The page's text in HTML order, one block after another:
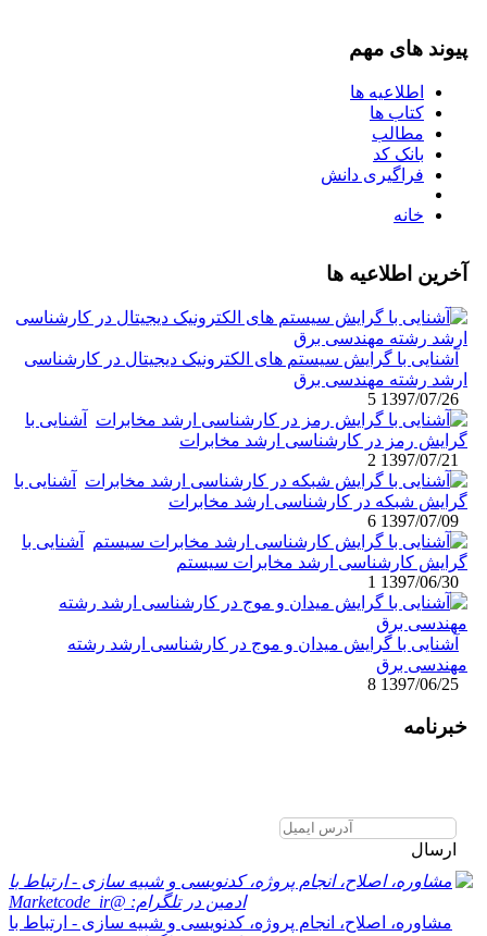
پیوند های مهم
اطلاعیه ها
کتاب ها
مطالب
بانک کد
فراگیری دانش
خانه
آخرین اطلاعیه ها
آشنایی با گرایش سیستم های الکترونیک دیجیتال در کارشناسی
ارشد رشته مهندسی برق
1397/07/26
5
آشنایی با
گرایش رمز در کارشناسی ارشد مخابرات
1397/07/21
2
آشنایی با
گرایش شبکه در کارشناسی ارشد مخابرات
1397/07/09
6
آشنایی با
گرایش کارشناسی ارشد مخابرات سیستم
1397/06/30
1
آشنایی با گرایش میدان و موج در کارشناسی ارشد رشته
مهندسی برق
1397/06/25
8
خبرنامه
ارسال
مشاوره، اصلاح، انجام پروژه، کدنویسی و شبیه سازی - ارتباط با